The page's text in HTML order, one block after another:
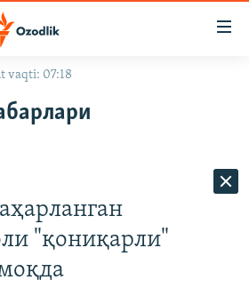
vaqti: 07:18
"қониқарли"